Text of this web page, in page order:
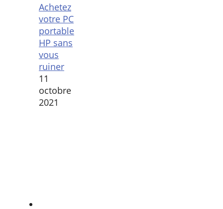
Achetez
votre PC
portable
HP sans
vous
ruiner
11
octobre
2021